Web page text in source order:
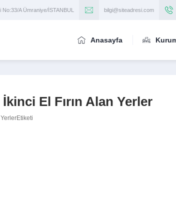
A Ümraniye/İSTANBUL bilgi@siteadresi.com
Anasayfa
El Fırın Alan Yerler